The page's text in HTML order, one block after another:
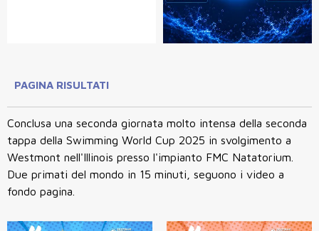
PAGINA RISULTATI
Conclusa una seconda giornata molto intensa della seconda
tappa della Swimming World Cup 2025 in svolgimento a
Westmont nell'Illinois presso l'impianto FMC Natatorium.
Due primati del mondo in 15 minuti, seguono i video a
fondo pagina.